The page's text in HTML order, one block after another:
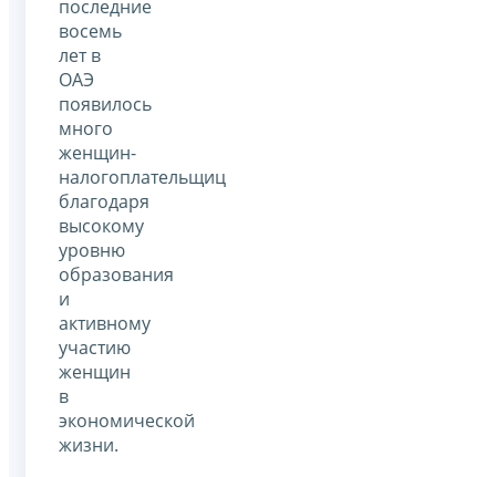
последние
восемь
лет в
ОАЭ
появилось
много
женщин-
налогоплательщиц
благодаря
высокому
уровню
образования
и
активному
участию
женщин
в
экономической
жизни.